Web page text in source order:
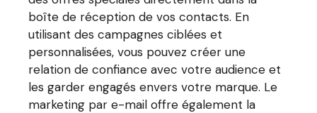
boîte de réception de vos contacts. En
utilisant des campagnes ciblées et
personnalisées, vous pouvez créer une
relation de confiance avec votre audience et
les garder engagés envers votre marque. Le
marketing par e-mail offre également la